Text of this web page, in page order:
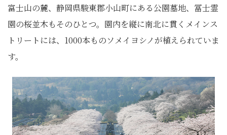
富士山の麓、静岡県駿東郡小山町にある公園墓地、冨士霊
園の桜並木もそのひとつ。園内を縦に南北に貫くメインス
トリートには、1000本ものソメイヨシノが植えられていま
す。